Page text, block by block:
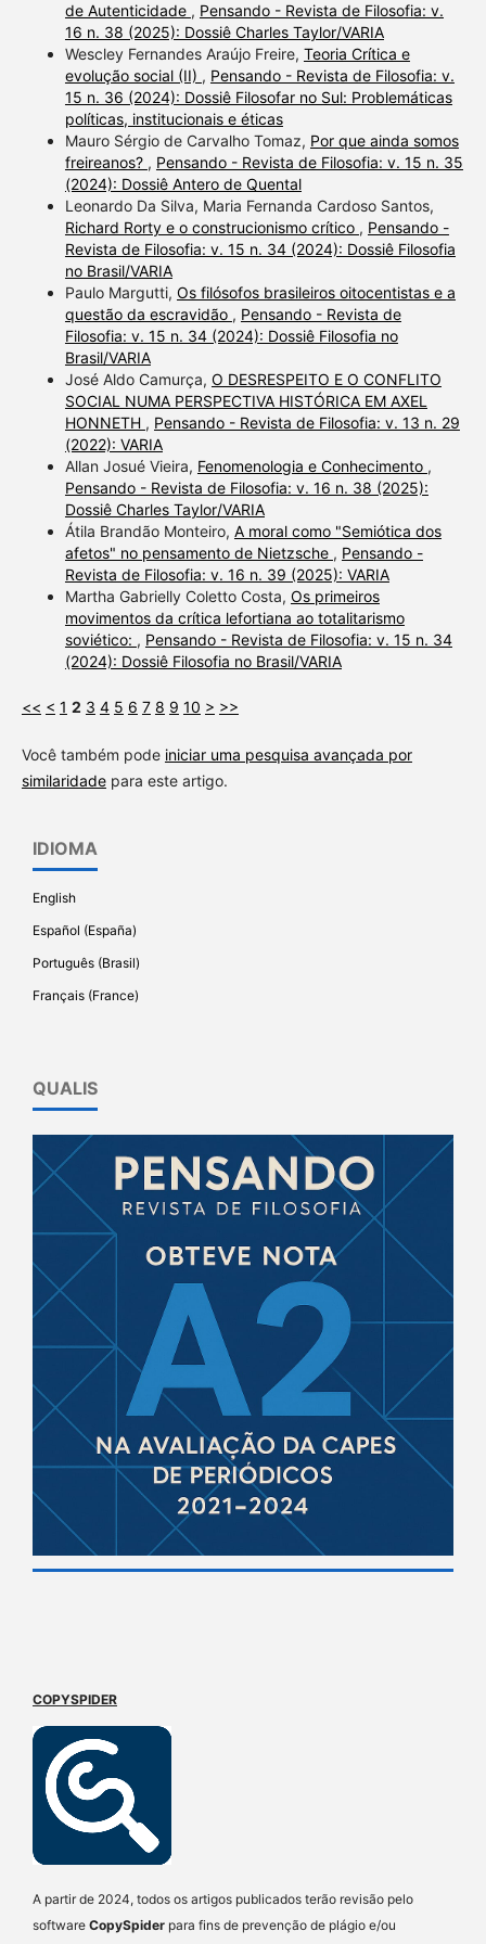
de Autenticidade , Pensando - Revista de Filosofia: v.
16 n. 38 (2025): Dossiê Charles Taylor/VARIA
Wescley Fernandes Araújo Freire, Teoria Crítica e
evolução social (II) , Pensando - Revista de Filosofia: v.
15 n. 36 (2024): Dossiê Filosofar no Sul: Problemáticas
políticas, institucionais e éticas
Mauro Sérgio de Carvalho Tomaz, Por que ainda somos
freireanos? , Pensando - Revista de Filosofia: v. 15 n. 35
(2024): Dossiê Antero de Quental
Leonardo Da Silva, Maria Fernanda Cardoso Santos,
Richard Rorty e o construcionismo crítico , Pensando -
Revista de Filosofia: v. 15 n. 34 (2024): Dossiê Filosofia
no Brasil/VARIA
Paulo Margutti, Os filósofos brasileiros oitocentistas e a
questão da escravidão , Pensando - Revista de
Filosofia: v. 15 n. 34 (2024): Dossiê Filosofia no
Brasil/VARIA
José Aldo Camurça, O DESRESPEITO E O CONFLITO
SOCIAL NUMA PERSPECTIVA HISTÓRICA EM AXEL
HONNETH , Pensando - Revista de Filosofia: v. 13 n. 29
(2022): VARIA
Allan Josué Vieira, Fenomenologia e Conhecimento ,
Pensando - Revista de Filosofia: v. 16 n. 38 (2025):
Dossiê Charles Taylor/VARIA
Átila Brandão Monteiro, A moral como "Semiótica dos
afetos" no pensamento de Nietzsche , Pensando -
Revista de Filosofia: v. 16 n. 39 (2025): VARIA
Martha Gabrielly Coletto Costa, Os primeiros
movimentos da crítica lefortiana ao totalitarismo
soviético: , Pensando - Revista de Filosofia: v. 15 n. 34
(2024): Dossiê Filosofia no Brasil/VARIA
<< < 1 2 3 4 5 6 7 8 9 10 > >>
Você também pode iniciar uma pesquisa avançada por
similaridadepara este artigo.
IDIOMA
English
Español (España)
Português (Brasil)
Français (France)
QUALIS
COPYSPIDER
A partir de 2024, todos os artigos publicados terão revisão pelo
software CopySpider para fins de prevenção de plágio e/ou